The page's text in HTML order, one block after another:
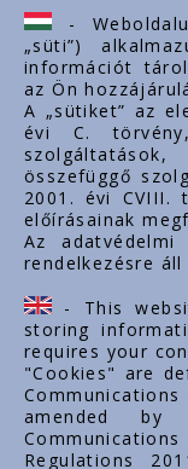
Important
Über uns
Dokumente
Kontakt
Karriere
-
„süti”)
információt
az Ön
A „sütiket” az
évi C.
összefüggő
2001. évi CVIII.
előírásainak
Az
rendelkezésre
- This
storing
requires your
"Cookies" are
Communications
amended by
Regulations